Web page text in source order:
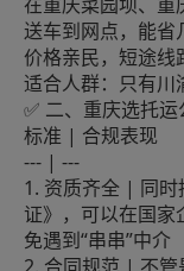
送车到网点，能省
价格亲民，短途线
适合人群：只有川
✅ 二、重庆选托运
标准 | 合规表现
--- | ---
1. 资质齐全 | 同时
证》，可以在国
免遇到“串串”中介